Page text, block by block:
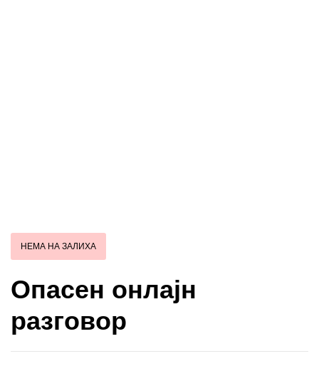
НЕМА НА ЗАЛИХА
Опасен онлајн
разговор